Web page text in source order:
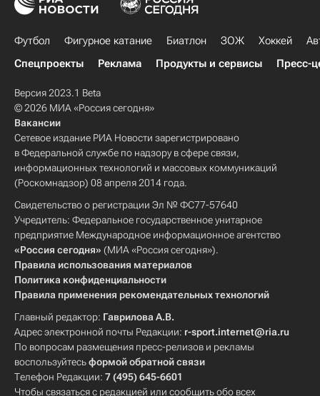
Футбол Фигурное катание Биатлон ЗОЖ Хоккей
Спецпроекты
Реклама Продукты и сервисы Пресс-
Версия 2023.1 Beta
© 2026 МИА «Россия сегодня»
Вакансии
Сетевое издание РИА Новости зарегистрировано
в Федеральной службе по надзору в сфере связи,
информационных технологий и массовых коммуникаций
(Роскомнадзор) 08 апреля 2014 года.
Свидетельство о регистрации Эл № ФС77-57640
Учредитель: Федеральное государственное унитарное
предприятие Международное информационное агентство
«Россия сегодня» (МИА «Россия сегодня»).
Правила использования материалов
Политика конфиденциальности
Правила применения рекомендательных технологий
Главный редактор: Гаврилова А.В.
Адрес электронной почты Редакции: r-sport.internet@ria.ru
По вопросам размещения пресс-релизов и рекламы
воспользуйтесьформой обратной связи
Телефон Редакции: 7 (495) 645-6601
Чтобы связаться с редакцией или сообщить обо всех